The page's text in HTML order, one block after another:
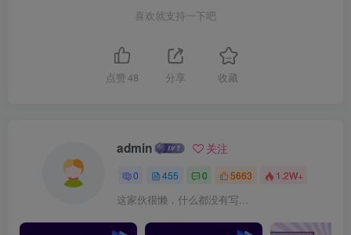
喜欢就支持一下吧
点赞 48 分享 收藏
admin 关注
0 455 0 5663 1.2W+
这家伙很懒，什么都没有写...